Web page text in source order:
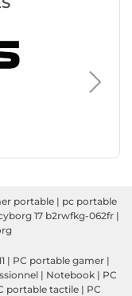
PC
Lenovo
portable | pc portable
17 b2rwfkg-062fr |
| PC portable gamer |
| Notebook | PC
portable tactile | PC